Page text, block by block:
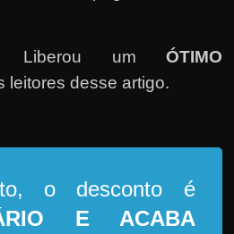
Liberou um ÓTIMO
leitores desse artigo.
o desconto é
E ACABA